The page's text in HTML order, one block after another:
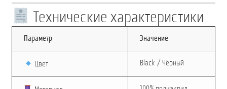
Технические характеристики
Параметр Значение
Цвет Black / Чёрный